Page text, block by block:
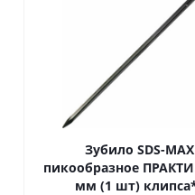
Зубило SDS-MAX
пикообразное
мм (1 шт)